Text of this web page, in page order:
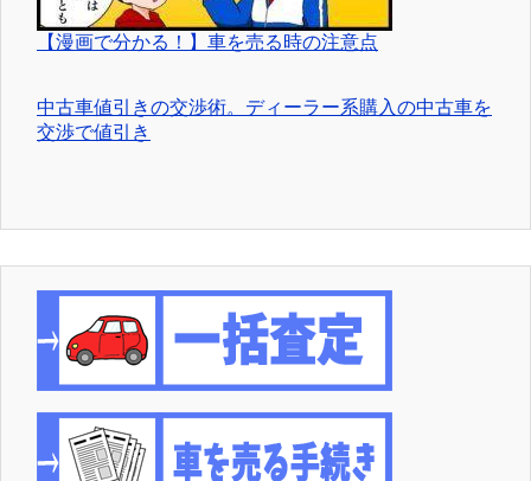
【漫画で分かる！】車を売る時の注意点
中古車値引きの交渉術。ディーラー系購入の中古車を
交渉で値引き